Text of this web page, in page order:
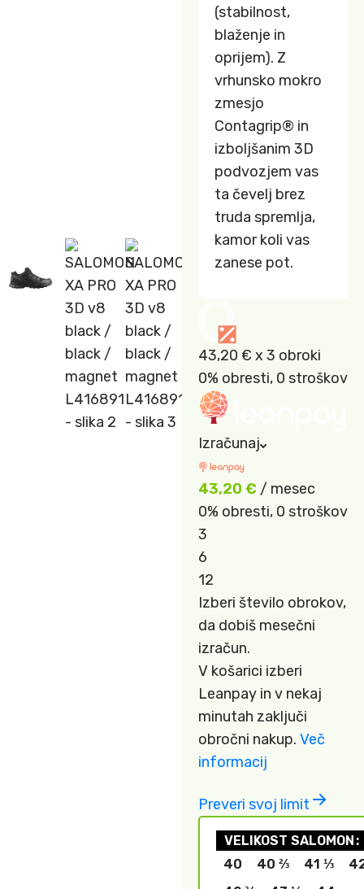
(stabilnost,
blaženje in
oprijem). Z
vrhunsko mokro
zmesjo
Contagrip® in
izboljšanim 3D
podvozjem vas
ta čevelj brez
truda spremlja,
kamor koli vas
zanese pot.
43,20 € x 3 obroki
0% obresti, 0 stroškov
Izračunaj
43,20 € / mesec
0% obresti, 0 stroškov
3
6
12
Izberi število obrokov,
da dobiš mesečni
izračun.
V košarici izberi
Leanpay in v nekaj
minutah zaključi
obročni nakup. Več
informacij
Preveri svoj limit
VELIKOST SALOMON
40
40 ⅔ 41 ⅓